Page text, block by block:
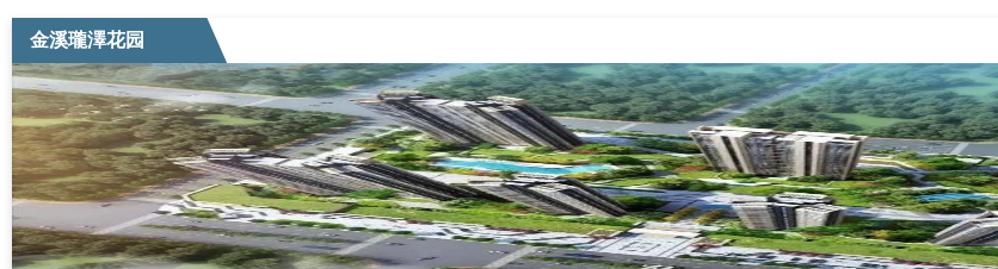
金溪瓏澤花园